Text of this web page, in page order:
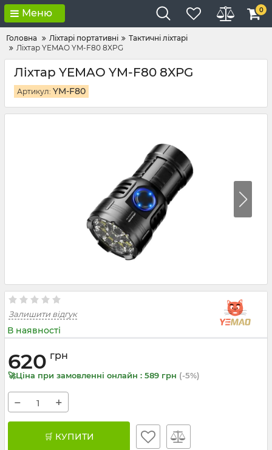
Меню 0
Головна Ліхтарі портативні
Тактичні ліхтарі
Ліхтар YEMAO YM-F80 8XPG
Ліхтар YEMAO YM-F80 8XPG
Артикул: YM-F80
Залишити відгук
В наявності
620 грн
🚀Ціна при замовленні онлайн : 589 грн (-5%)
− +
🛒 КУПИТИ